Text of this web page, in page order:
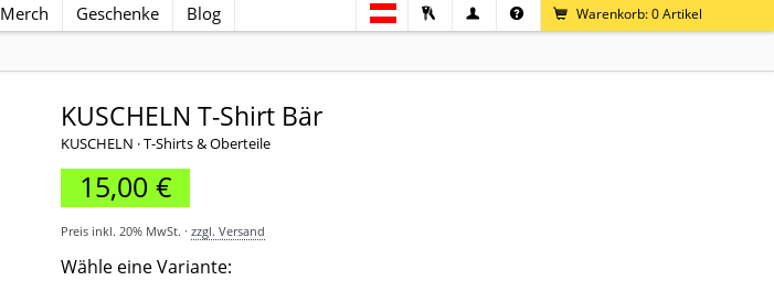
Warenkorb:0Artikel
Merch Geschenke Blog
KUSCHELN T-Shirt Bär
KUSCHELN · T-Shirts & Oberteile
15,00 €
Preis inkl. 20% MwSt. · zzgl. Versand
Wähle eine Variante: